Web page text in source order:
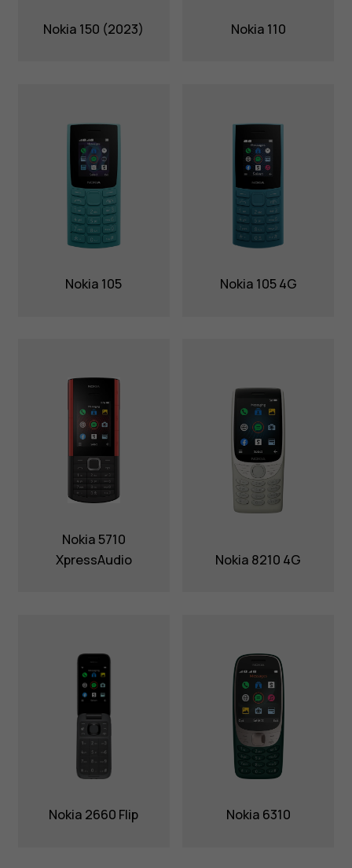
Nokia 150 (2023) Nokia 110
Nokia 105 Nokia 105 4G
Nokia 5710
XpressAudio
Nokia 8210 4G
Nokia 2660 Flip Nokia 6310